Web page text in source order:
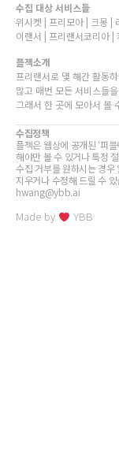
수집 대상 서비스들
위시켓 | 프리모아 | 크몽 |
이랜서 | 프리랜서코리아 |
플젝소개
프리랜서로 몇 해간 활동
많고 매번 모든 서비스들
그래서 한 곳에 모아서 볼
수집정책
플젝은 웹상에 공개된 ‘퍼
해야만 볼 수 있거나 특정
수집 거부를 원하시는 경
지우거나 수정해 드릴 수
hwang@ybb.ai
Made by YBB